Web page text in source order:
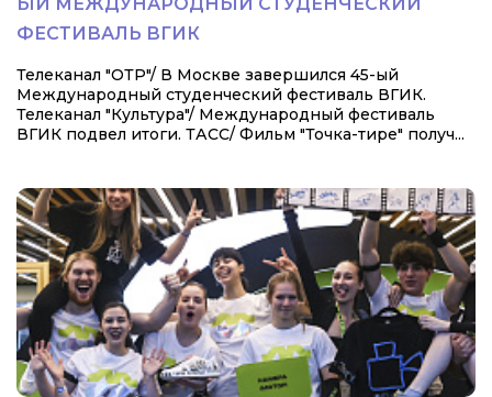
ФЕСТИВАЛЬ ВГИК
Телеканал "ОТР"/ В Москве завершился 45-ый
Международный студенческий фестиваль ВГИК.
Телеканал "Культура"/ Международный фестиваль
ВГИК подвел итоги. ТАСС/ Фильм "Точка-тире" получ...